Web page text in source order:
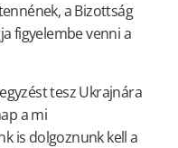
a Bizottság
figyelembe venni a
tesz Ukrajnára
a mi
is dolgoznunk kell a